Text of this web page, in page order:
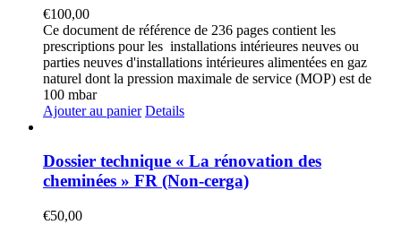
€100,00
Ce document de référence de 236 pages contient les
prescriptions pour les installations intérieures neuves ou
parties neuves d'installations intérieures alimentées en gaz
naturel dont la pression maximale de service (MOP) est de
100 mbar
Ajouter au panier Details
Dossier technique « La rénovation des
cheminées » FR (Non-cerga)
€50,00